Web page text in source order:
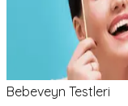
Bebeveyn Testleri